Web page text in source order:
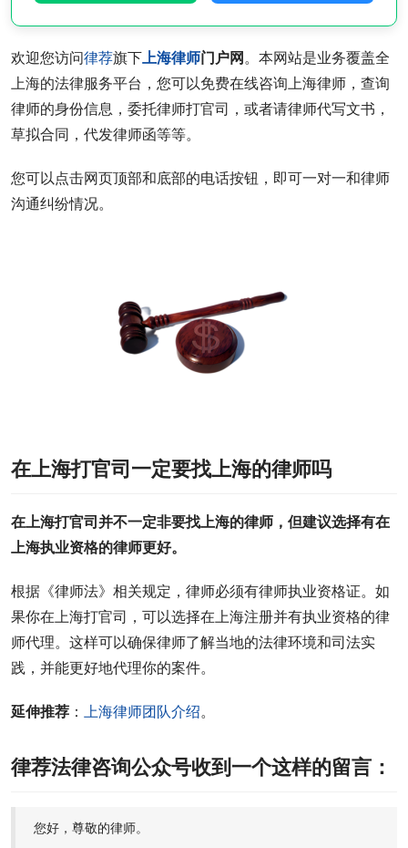
欢迎您访问律荐旗下上海律师门户网。本网站是业务覆盖全
上海的法律服务平台，您可以免费在线咨询上海律师，查询
律师的身份信息，委托律师打官司，或者请律师代写文书，
草拟合同，代发律师函等等。
您可以点击网页顶部和底部的电话按钮，即可一对一和律师
沟通纠纷情况。
在上海打官司一定要找上海的律师吗
在上海打官司并不一定非要找上海的律师，但建议选择有在
上海执业资格的律师更好。
根据《律师法》相关规定，律师必须有律师执业资格证。如
果你在上海打官司，可以选择在上海注册并有执业资格的律
师代理。这样可以确保律师了解当地的法律环境和司法实
践，并能更好地代理你的案件。
延伸推荐 ： 上海律师团队介绍。
律荐法律咨询公众号收到一个这样的留言：
您好，尊敬的律师。